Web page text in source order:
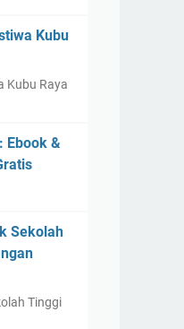
Kubu
Kubu Raya
Ebook &
Sekolah
Tinggi